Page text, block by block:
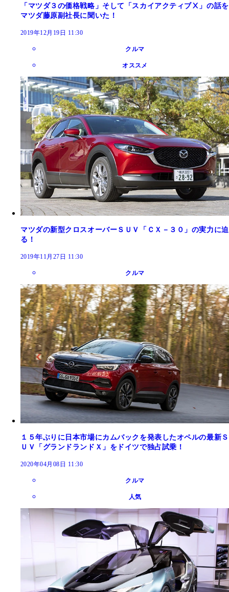
「マツダ３の価格戦略」そして「スカイアクティブⅩ」の話を
マツダ藤原副社長に聞いた！
2019年12月19日 11:30
クルマ
オススメ
マツダの新型クロスオーバーＳＵＶ「ＣＸ－３０」の実力に迫
る！
2019年11月27日 11:30
クルマ
１５年ぶりに日本市場にカムバックを発表したオペルの最新Ｓ
ＵＶ「グランドランドＸ」をドイツで独占試乗！
2020年04月08日 11:30
クルマ
人気